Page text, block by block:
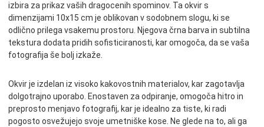
izbira za prikaz vaših dragocenih spominov. Ta okvir s
dimenzijami 10x15 cm je oblikovan v sodobnem slogu, ki se
odlično prilega vsakemu prostoru. Njegova črna barva in subtilna
tekstura dodata pridih sofisticiranosti, kar omogoča, da se vaša
fotografija še bolj izkaže.
Okvir je izdelan iz visoko kakovostnih materialov, kar zagotavlja
dolgotrajno uporabo. Enostaven za odpiranje, omogoča hitro in
preprosto menjavo fotografij, kar je idealno za tiste, ki radi
pogosto osvežujejo svoje umetniške kose. Ne glede na to, ali ga